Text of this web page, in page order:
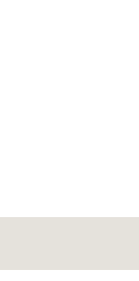
aglomerante